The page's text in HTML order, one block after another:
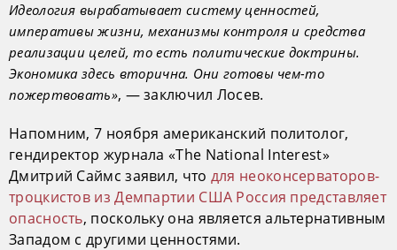
Идеология вырабатывает систему ценностей,
императивы жизни, механизмы контроля и средства
реализации целей, то есть политические доктрины.
Экономика здесь вторична. Они готовы чем-то
пожертвовать», — заключил Лосев.
Напомним, 7 ноября американский политолог,
гендиректор журнала «The National Interest»
Дмитрий Саймс заявил, что для неоконсерваторов-
троцкистов из Демпартии США Россия представляет
опасность, поскольку она является альтернативным
Западом с другими ценностями.